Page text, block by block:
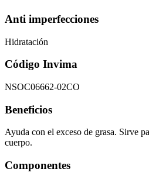
Anti imperfecciones
Hidratación
Código Invima
NSOC06662-02CO
Beneficios
Ayuda con el exceso de grasa. Sirve
cuerpo.
Componentes